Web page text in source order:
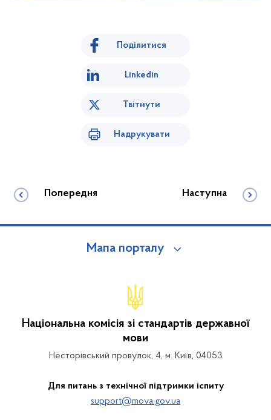
Поділитися
Linkedin
Твітнути
Надрукувати
Попередня Наступна
Мапа порталу
Національна комісія зі стандартів державної
мови
Несторівський провулок, 4, м. Київ, 04053
Для питань з технічної підтримки іспиту
support@mova.gov.ua